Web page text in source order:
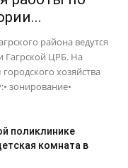
района ведутся
Гагрской ЦРБ. На
хозяйства
зонирование•
поликлинике
комната в